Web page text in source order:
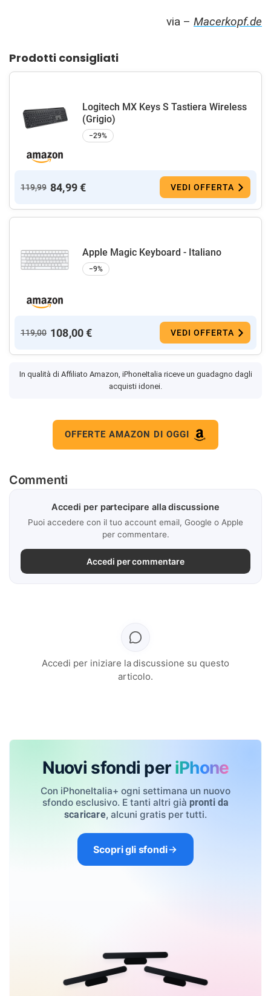
via – Macerkopf.de
Prodotti consigliati
Logitech MX Keys S Tastiera Wireless
(Grigio)
−29%
119,99 84,99 € VEDI OFFERTA
Apple Magic Keyboard - Italiano ​​​​​​​
−9%
119,00 108,00 € VEDI OFFERTA
In qualità di Affiliato Amazon, iPhoneItalia riceve un guadagno dagli
acquisti idonei.
OFFERTE AMAZON DI OGGI
Commenti
Accedi per partecipare alla discussione
Puoi accedere con il tuo account email, Google o Apple
per commentare.
Accedi per commentare
Accedi per iniziare la discussione su questo
articolo.
Nuovi sfondi per iPhone
Con iPhoneItalia+ ogni settimana un nuovo
sfondo esclusivo. E tanti altri già pronti da
scaricare, alcuni gratis per tutti.
Scopri gli sfondi